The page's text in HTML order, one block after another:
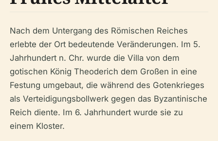
Nach dem Untergang des Römischen Reiches
erlebte der Ort bedeutende Veränderungen. Im 5.
Jahrhundert n. Chr. wurde die Villa von dem
gotischen König Theoderich dem Großen in eine
Festung umgebaut, die während des Gotenkrieges
als Verteidigungsbollwerk gegen das Byzantinische
Reich diente. Im 6. Jahrhundert wurde sie zu
einem Kloster.